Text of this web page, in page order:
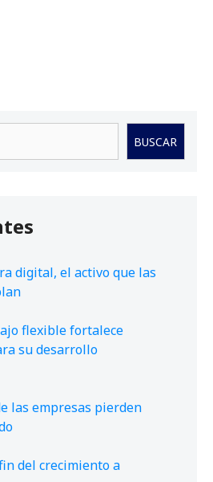
BUSCAR
digital, el activo que las
flexible fortalece
su desarrollo
las empresas pierden
del crecimiento a